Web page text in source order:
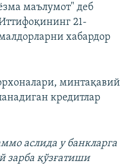
маълумот" деб
21-
хабардор
минтақавий
кредитлар
аслида у банкларга
зарба қўзғатиши